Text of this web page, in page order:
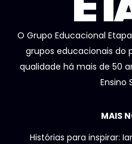
O Grupo Educacional
grupos educacionais do
qualidade há mais de 50
Ensino
MAIS
Histórias para inspirar: